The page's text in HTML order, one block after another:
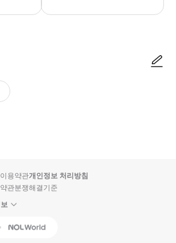
용약관개인정보 처리방침
관분쟁해결기준
Interpark Global